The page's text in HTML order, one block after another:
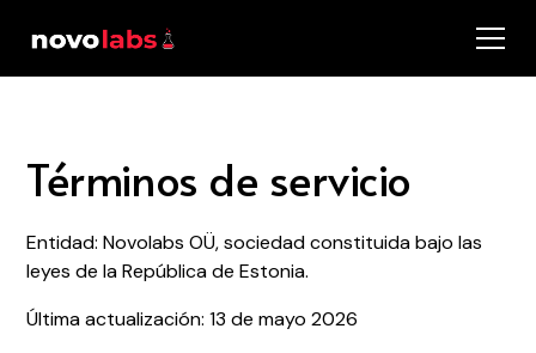
Términos de servicio
Entidad: Novolabs OÜ, sociedad constituida bajo las
leyes de la República de Estonia.
Última actualización: 13 de mayo 2026